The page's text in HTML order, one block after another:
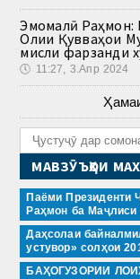
Эмомалӣ Раҳмон:
Олии Қувваҳои
мисли фарзанди
🕔 11:27, 3.Апр 2024
МАВЗӮЪҲОИ
Паёми Президенти
Раҳмон ба
Даҳсолаи
устувор» солҳои
БАҲОГУЗОРИИ